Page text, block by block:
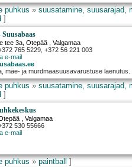
puhkus»suusatamine, suusarajad,
]
Suusabaas
tee 3a ,Otepää , Valgamaa
765 5229, +372 56 221 003
e-mail
mäe- ja murdmaasuusavarustuse laenutus.
puhkus»suusatamine, suusarajad,
]
, Valgamaa
530 55666
e-mail
puhkus»paintball]